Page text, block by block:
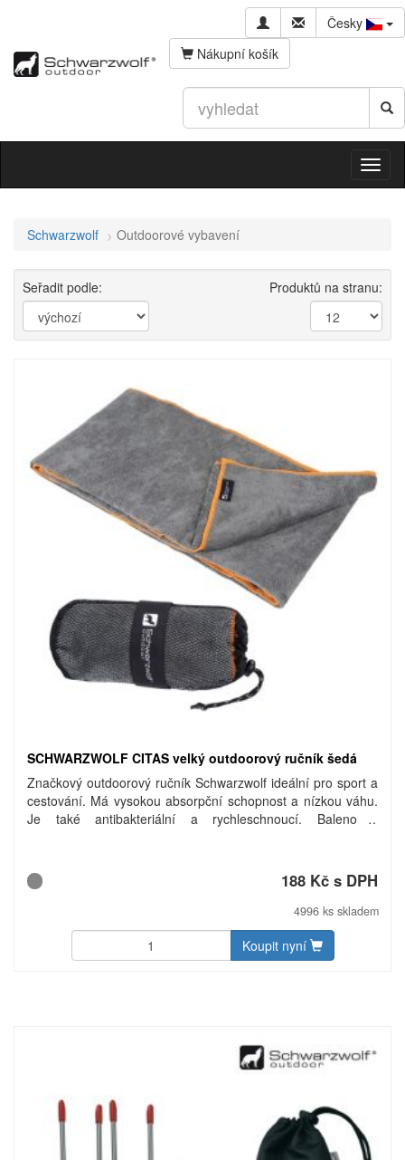
Česky
Nákupní košík
Schwarzwolf Outdoorové vybavení
Seřadit podle: Produktů na stranu:
SCHWARZWOLF CITAS velký outdoorový ručník šedá
Značkový outdoorový ručník Schwarzwolf ideální pro sport a
cestování. Má vysokou absorpční schopnost a nízkou váhu.
Je také antibakteriální a rychleschnoucí. Baleno v
Uhlíková stopa: gCO2 e4443.
188 Kč s DPH
4996 ks skladem
Koupit nyní